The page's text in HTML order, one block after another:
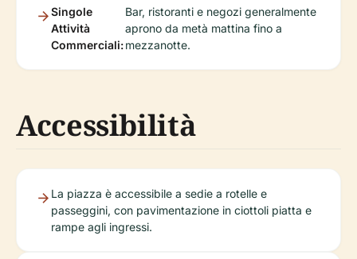
Singole
Attività
Commerciali:
Bar, ristoranti e negozi generalmente
aprono da metà mattina fino a
mezzanotte.
Accessibilità
La piazza è accessibile a sedie a rotelle e
passeggini, con pavimentazione in ciottoli piatta e
rampe agli ingressi.